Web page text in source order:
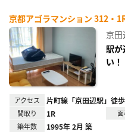
京都アゴラマンション 312・
京
駅が
い！
アクセス 片町線「京田辺駅」徒
間取り 1R
築年数 1995年 2月 築